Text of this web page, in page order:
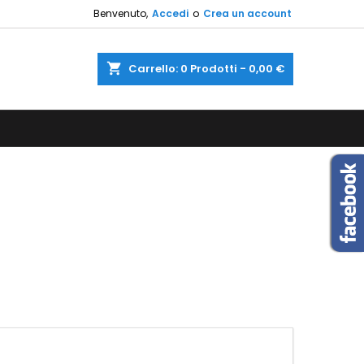
Benvenuto, Accedi o Crea un account
shopping_cart Carrello: 0 Prodotti - 0,00 €